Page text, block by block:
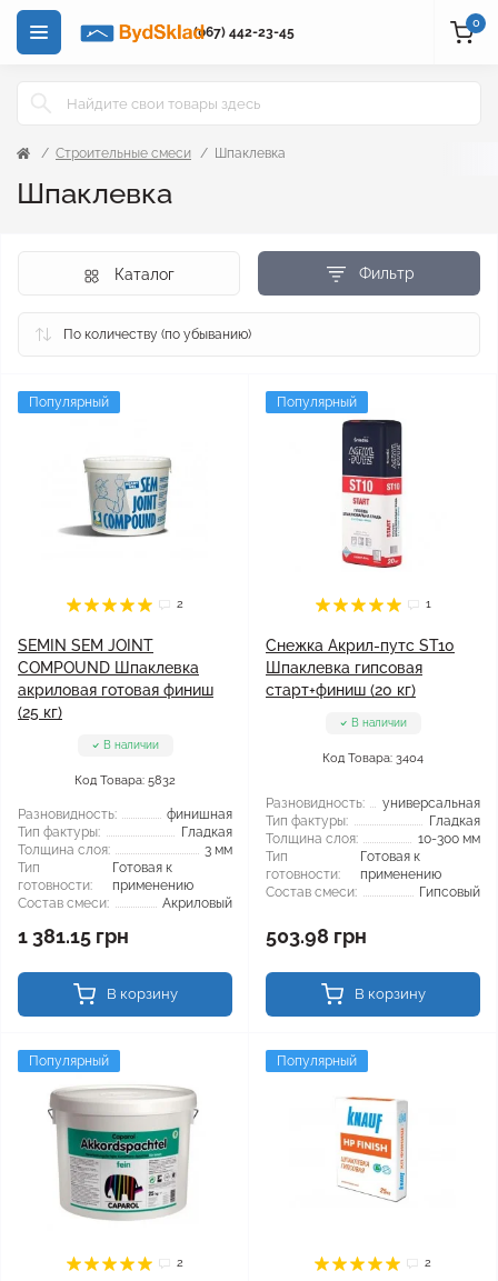
(067) 442-23-45
0
Строительные смеси Шпаклевка
Шпаклевка
Фильтр
Каталог
Популярный
2
SEMIN SEM JOINT
COMPOUND Шпаклевка
акриловая готовая финиш
(25 кг)
В наличии
Код Товара: 5832
Разновидность:
финишная
Тип фактуры:
Гладкая
Толщина слоя:
3 мм
Тип
готовности:
Готовая к
применению
Состав смеси:
Акриловый
1 381.15 грн
В корзину
Популярный
1
Снежка Акрил-путс ST10
Шпаклевка гипсовая
старт+финиш (20 кг)
В наличии
Код Товара: 3404
Разновидность:
универсальная
Тип фактуры:
Гладкая
Толщина слоя:
10-300 мм
Тип
готовности:
Готовая к
применению
Состав смеси:
Гипсовый
503.98 грн
В корзину
Популярный
2
Популярный
2